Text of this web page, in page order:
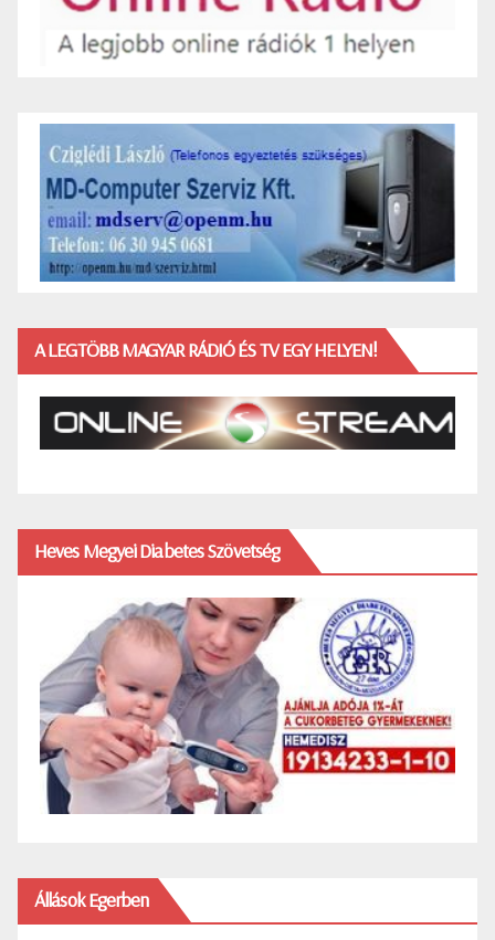
A LEGTÖBB MAGYAR RÁDIÓ ÉS TV EGY HELYEN!
Heves Megyei Diabetes Szövetség
Állások Egerben